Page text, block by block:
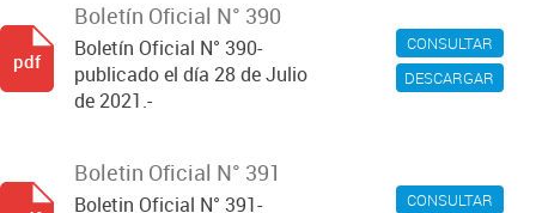
CONSULTAR
DESCARGAR
Boletín Oficial N° 390
Boletín Oficial N° 390-
publicado el día 28 de Julio
de 2021.-
pdf
CONSULTAR
Boletin Oficial N° 391
Boletin Oficial N° 391-